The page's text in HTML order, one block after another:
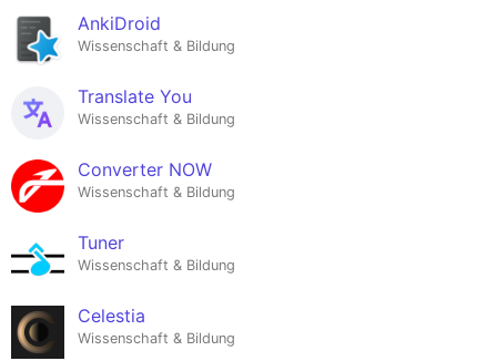
AnkiDroid
Wissenschaft & Bildung
Translate You
Wissenschaft & Bildung
Converter NOW
Wissenschaft & Bildung
Tuner
Wissenschaft & Bildung
Celestia
Wissenschaft & Bildung